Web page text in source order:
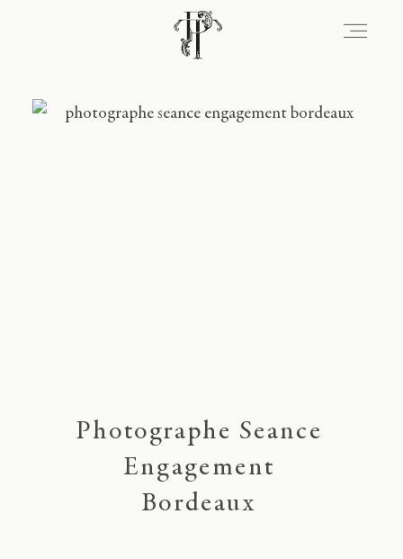
Photographe Seance
Engagement
Bordeaux
Signature
Contact